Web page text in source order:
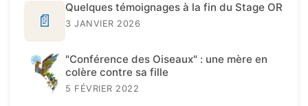
📄
Quelques témoignages à la fin du Stage OR
3 JANVIER 2026
"Conférence des Oiseaux" : une mère en
colère contre sa fille
5 FÉVRIER 2022